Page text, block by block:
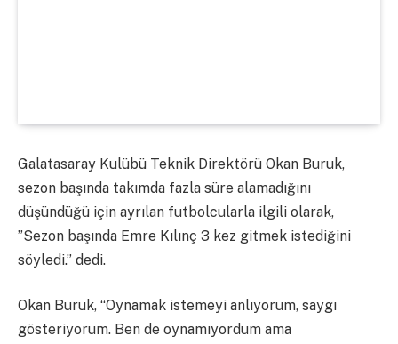
Galatasaray Kulübü Teknik Direktörü Okan Buruk,
sezon başında takımda fazla süre alamadığını
düşündüğü için ayrılan futbolcularla ilgili olarak,
”Sezon başında Emre Kılınç 3 kez gitmek istediğini
söyledi.” dedi.
Okan Buruk, “Oynamak istemeyi anlıyorum, saygı
gösteriyorum. Ben de oynamıyordum ama